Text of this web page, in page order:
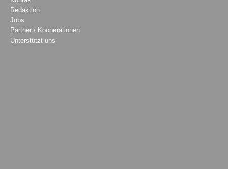
Redaktion
Jobs
Partner / Kooperationen
Unterstützt uns